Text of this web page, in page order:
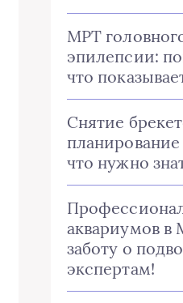
МРТ
эпилепсии:
что
Снятие
что нужно
аквариумов в
заботу о
экспертам!